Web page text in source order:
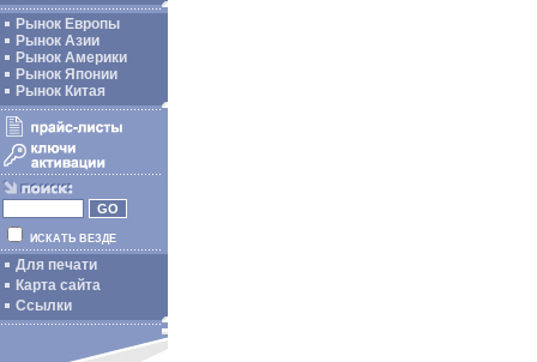
Рынок Европы
Рынок Азии
Рынок Америки
Рынок Японии
Рынок Китая
ИСКАТЬ ВЕЗДЕ
Для печати
Карта сайта
Ссылки